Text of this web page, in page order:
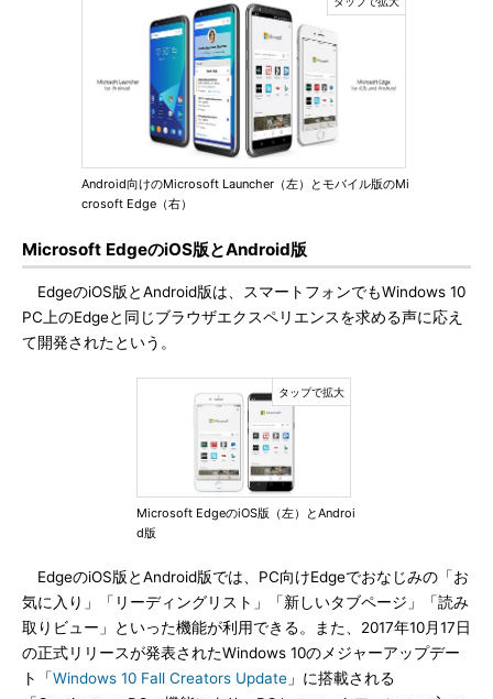
Android向けのMicrosoft Launcher（左）とモバイル版のMi
crosoft Edge（右）
Microsoft EdgeのiOS版とAndroid版
EdgeのiOS版とAndroid版は、スマートフォンでもWindows 10
PC上のEdgeと同じブラウザエクスペリエンスを求める声に応え
て開発されたという。
Microsoft EdgeのiOS版（左）とAndroi
d版
EdgeのiOS版とAndroid版では、PC向けEdgeでおなじみの「お
気に入り」「リーディングリスト」「新しいタブページ」「読み
取りビュー」といった機能が利用できる。また、2017年10月17日
の正式リリースが発表されたWindows 10のメジャーアップデー
ト「Windows 10 Fall Creators Update 」に搭載される